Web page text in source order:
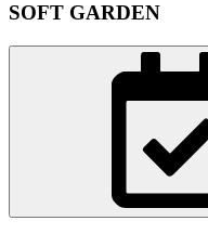
SOFT GARDEN